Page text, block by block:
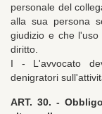
personale del
alla sua persona
giudizio e che
diritto.
I - L'avvocato
denigratori
ART. 30. -